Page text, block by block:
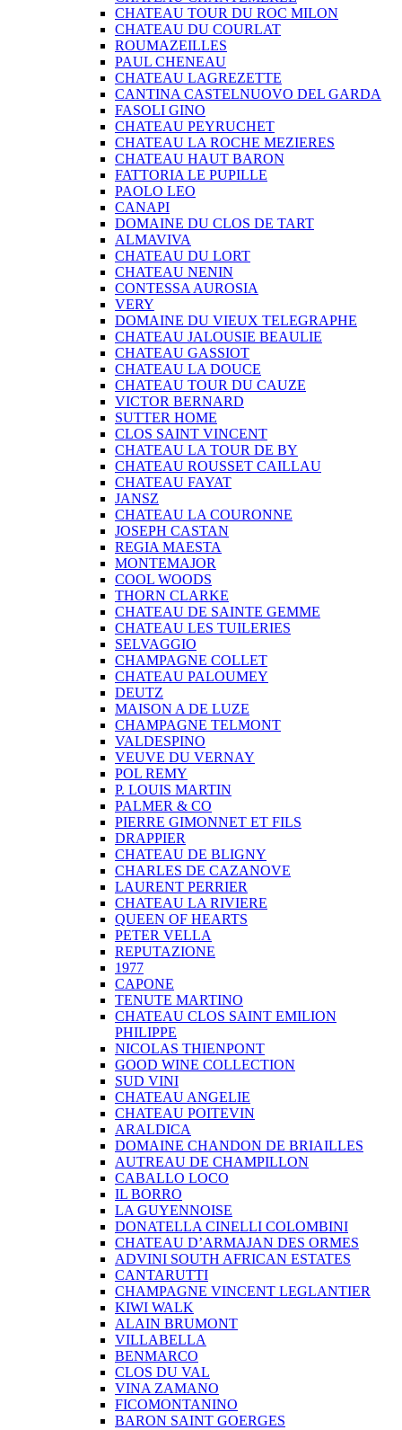
CHATEAU TOUR DU ROC MILON
CHATEAU DU COURLAT
ROUMAZEILLES
PAUL CHENEAU
CHATEAU LAGREZETTE
CANTINA CASTELNUOVO DEL GARDA
FASOLI GINO
CHATEAU PEYRUCHET
CHATEAU LA ROCHE MEZIERES
CHATEAU HAUT BARON
FATTORIA LE PUPILLE
PAOLO LEO
CANAPI
DOMAINE DU CLOS DE TART
ALMAVIVA
CHATEAU DU LORT
CHATEAU NENIN
CONTESSA AUROSIA
VERY
DOMAINE DU VIEUX TELEGRAPHE
CHATEAU JALOUSIE BEAULIE
CHATEAU GASSIOT
CHATEAU LA DOUCE
CHATEAU TOUR DU CAUZE
VICTOR BERNARD
SUTTER HOME
CLOS SAINT VINCENT
CHATEAU LA TOUR DE BY
CHATEAU ROUSSET CAILLAU
CHATEAU FAYAT
JANSZ
CHATEAU LA COURONNE
JOSEPH CASTAN
REGIA MAESTA
MONTEMAJOR
COOL WOODS
THORN CLARKE
CHATEAU DE SAINTE GEMME
CHATEAU LES TUILERIES
SELVAGGIO
CHAMPAGNE COLLET
CHATEAU PALOUMEY
DEUTZ
MAISON A DE LUZE
CHAMPAGNE TELMONT
VALDESPINO
VEUVE DU VERNAY
POL REMY
P. LOUIS MARTIN
PALMER & CO
PIERRE GIMONNET ET FILS
DRAPPIER
CHATEAU DE BLIGNY
CHARLES DE CAZANOVE
LAURENT PERRIER
CHATEAU LA RIVIERE
QUEEN OF HEARTS
PETER VELLA
REPUTAZIONE
1977
CAPONE
TENUTE MARTINO
CHATEAU CLOS SAINT EMILION
PHILIPPE
NICOLAS THIENPONT
GOOD WINE COLLECTION
SUD VINI
CHATEAU ANGELIE
CHATEAU POITEVIN
ARALDICA
DOMAINE CHANDON DE BRIAILLES
AUTREAU DE CHAMPILLON
CABALLO LOCO
IL BORRO
LA GUYENNOISE
DONATELLA CINELLI COLOMBINI
CHATEAU D’ARMAJAN DES ORMES
ADVINI SOUTH AFRICAN ESTATES
CANTARUTTI
CHAMPAGNE VINCENT LEGLANTIER
KIWI WALK
ALAIN BRUMONT
VILLABELLA
BENMARCO
CLOS DU VAL
VINA ZAMANO
FICOMONTANINO
BARON SAINT GOERGES